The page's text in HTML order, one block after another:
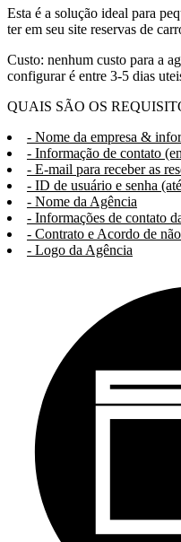
Esta é a solução ideal para
ter em seu site reservas de
Custo: nenhum custo para a
configurar é entre 3-5 dias
QUAIS SÃO OS
- Nome da empresa &
- Informação de contato
- E-mail para receber as
- ID de usuário e senha
- Nome da Agência
- Informações de contato
- Contrato e Acordo de
- Logo da Agência